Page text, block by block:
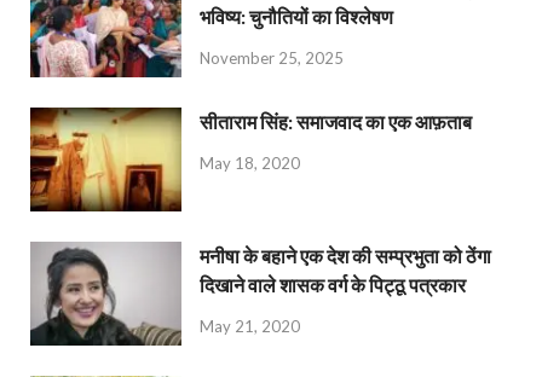
भविष्य: चुनौतियों का विश्लेषण
November 25, 2025
सीताराम सिंह: समाजवाद का एक आफ़ताब
May 18, 2020
मनीषा के बहाने एक देश की सम्प्रभुता को ठेंगा
दिखाने वाले शासक वर्ग के पिट्ठू पत्रकार
May 21, 2020